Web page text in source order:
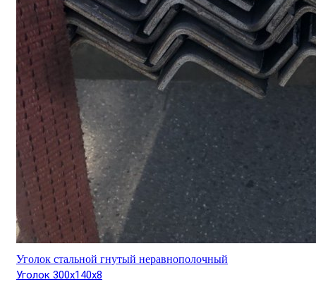
Уголок стальной гнутый неравнополочный
Уголок 300х140х8